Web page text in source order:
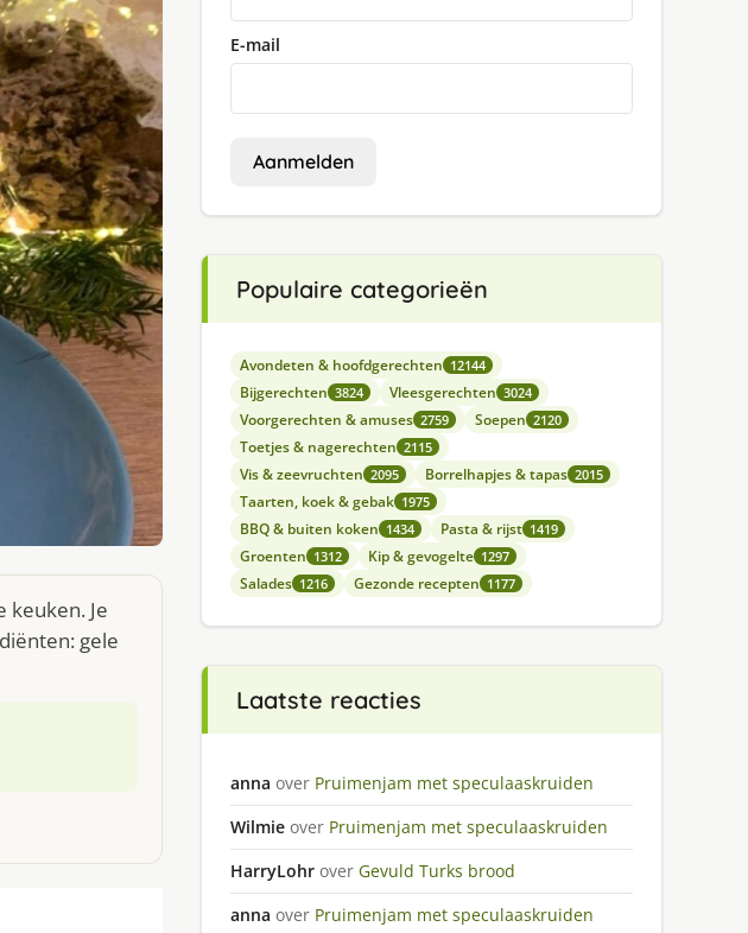
keuken. Je
gele
E-mail
Aanmelden
Populaire categorieën
Avondeten & hoofdgerechten 12144
Bijgerechten 3824 Vleesgerechten 3024
Voorgerechten & amuses 2759 Soepen 2120
Toetjes & nagerechten 2115
Vis & zeevruchten 2095 Borrelhapjes & tapas 2015
Taarten, koek & gebak 1975
BBQ & buiten koken 1434 Pasta & rijst 1419
Groenten 1312 Kip & gevogelte 1297
Salades 1216 Gezonde recepten 1177
Laatste reacties
anna over Pruimenjam met speculaaskruiden
Wilmie over Pruimenjam met speculaaskruiden
HarryLohr over Gevuld Turks brood
anna over Pruimenjam met speculaaskruiden